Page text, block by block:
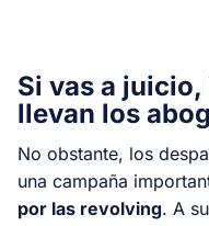
Si vas a
llevan los
No obstante, los
una campaña
por las revolving. A